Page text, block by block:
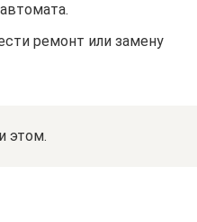
ремонт или замену
этом.